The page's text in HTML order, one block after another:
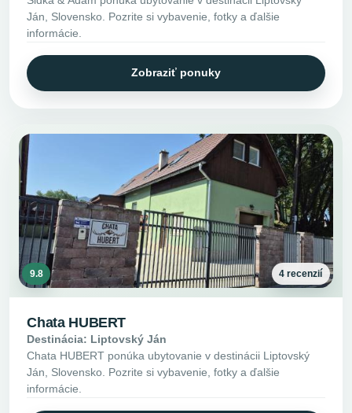
Ján, Slovensko. Pozrite si vybavenie, fotky a ďalšie
informácie.
Zobraziť ponuky
9.8 4 recenzií
Chata HUBERT
Destinácia: Liptovský Ján
Chata HUBERT ponúka ubytovanie v destinácii Liptovský
Ján, Slovensko. Pozrite si vybavenie, fotky a ďalšie
informácie.